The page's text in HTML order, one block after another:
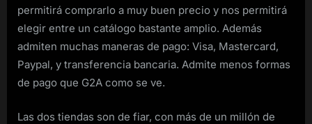
permitirá comprarlo a muy buen precio y nos permitirá
elegir entre un catálogo bastante amplio. Además
admiten muchas maneras de pago: Visa, Mastercard,
Paypal, y transferencia bancaria. Admite menos formas
de pago que G2A como se ve.
Las dos tiendas son de fiar, con más de un millón de